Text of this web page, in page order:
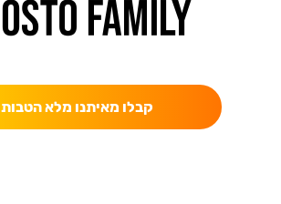
קבלו מאיתנו מלא הטבות